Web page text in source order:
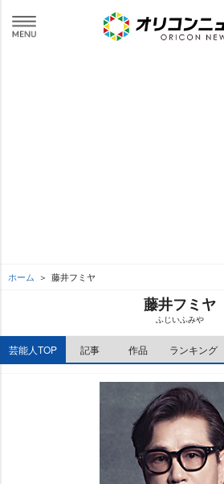
ホーム 藤井フミヤ
藤井フミヤ
ふじいふみ
芸能人TOP 記事 作品 ランキング